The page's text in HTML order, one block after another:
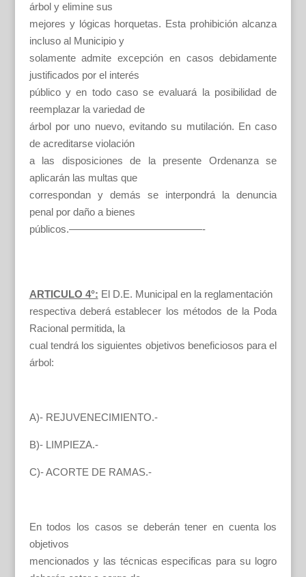
árbol y elimine sus
mejores y lógicas horquetas. Esta prohibición alcanza
incluso al Municipio y
solamente admite excepción en casos debidamente
justificados por el interés
público y en todo caso se evaluará la posibilidad de
reemplazar la variedad de
árbol por uno nuevo, evitando su mutilación. En caso
de acreditarse violación
a las disposiciones de la presente Ordenanza se
aplicarán las multas que
correspondan y demás se interpondrá la denuncia
penal por daño a bienes
públicos.—————————————-
ARTICULO 4°: El D.E. Municipal en la reglamentación
respectiva deberá establecer los métodos de la Poda
Racional permitida, la
cual tendrá los siguientes objetivos beneficiosos para el
árbol:
A)- REJUVENECIMIENTO.-
B)- LIMPIEZA.-
C)- ACORTE DE RAMAS.-
En todos los casos se deberán tener en cuenta los
objetivos
mencionados y las técnicas especificas para su logro